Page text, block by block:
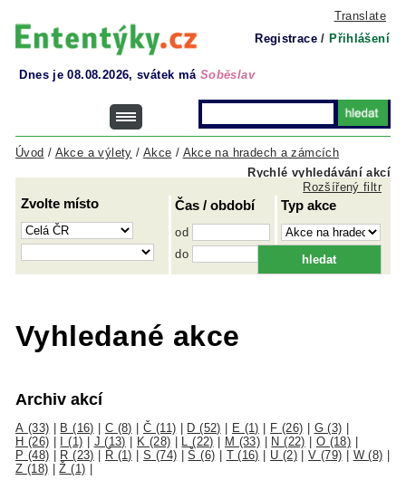
Translate
Registrace / Přihlášení
Dnes je 08.08.2026, svátek má Soběslav
Rychlé vyhledávání akcí
Úvod / Akce a výlety / Akce / Akce na hradech a zámcích
Zvolte místo Čas / období
od
do
Typ akce
Rozšířený filtr
Vyhledané akce
Archiv akcí
A (33) B (16) C (8) |Č (11) D (52) E (1) F (26) G (3)
H (26)
I (1) J (13) K (28) L (22) M (33) N (22) O (18)
P (48)
R (23) Ř (1) |S (74) |Š (6) T (16) U (2)|V (79) W (8)
Z (18) |Ž (1)